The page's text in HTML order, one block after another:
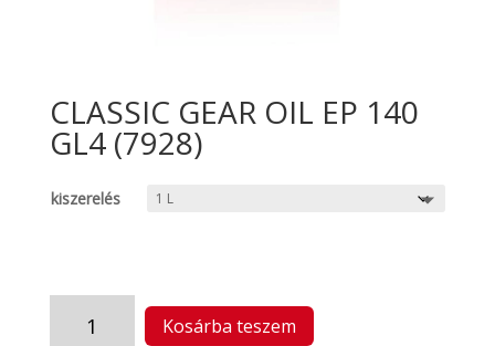
CLASSIC GEAR OIL EP 140
GL4 (7928)
kiszerelés
Kosárba teszem